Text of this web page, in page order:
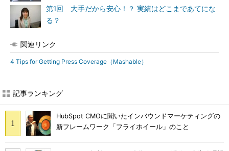
第1回 大手だから安心！？ 実績はどこまであてにな
る？
関連リンク
4 Tips for Getting Press Coverage（Mashable）
記事ランキング
HubSpot CMOに聞いたインバウンドマーケティングの
新フレームワーク「フライホイール」のこと